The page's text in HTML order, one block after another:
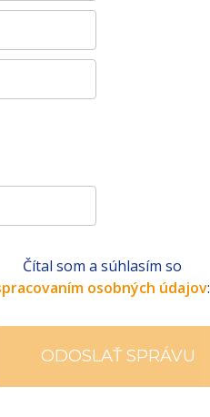
Čítal som a súhlasím so
osobných údajov: